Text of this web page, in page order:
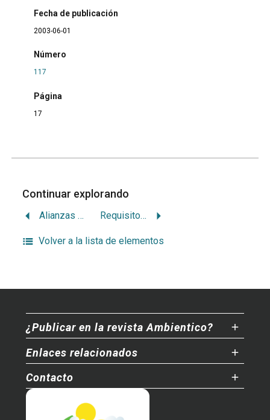
Fecha de publicación
2003-06-01
Número
117
Página
17
Continuar explorando
Alianzas privatizadoras del agua Requisitos ambientales y comercio internacional
Volver a la lista de elementos
¿Publicar en la revista Ambientico?
Enlaces relacionados
Contacto